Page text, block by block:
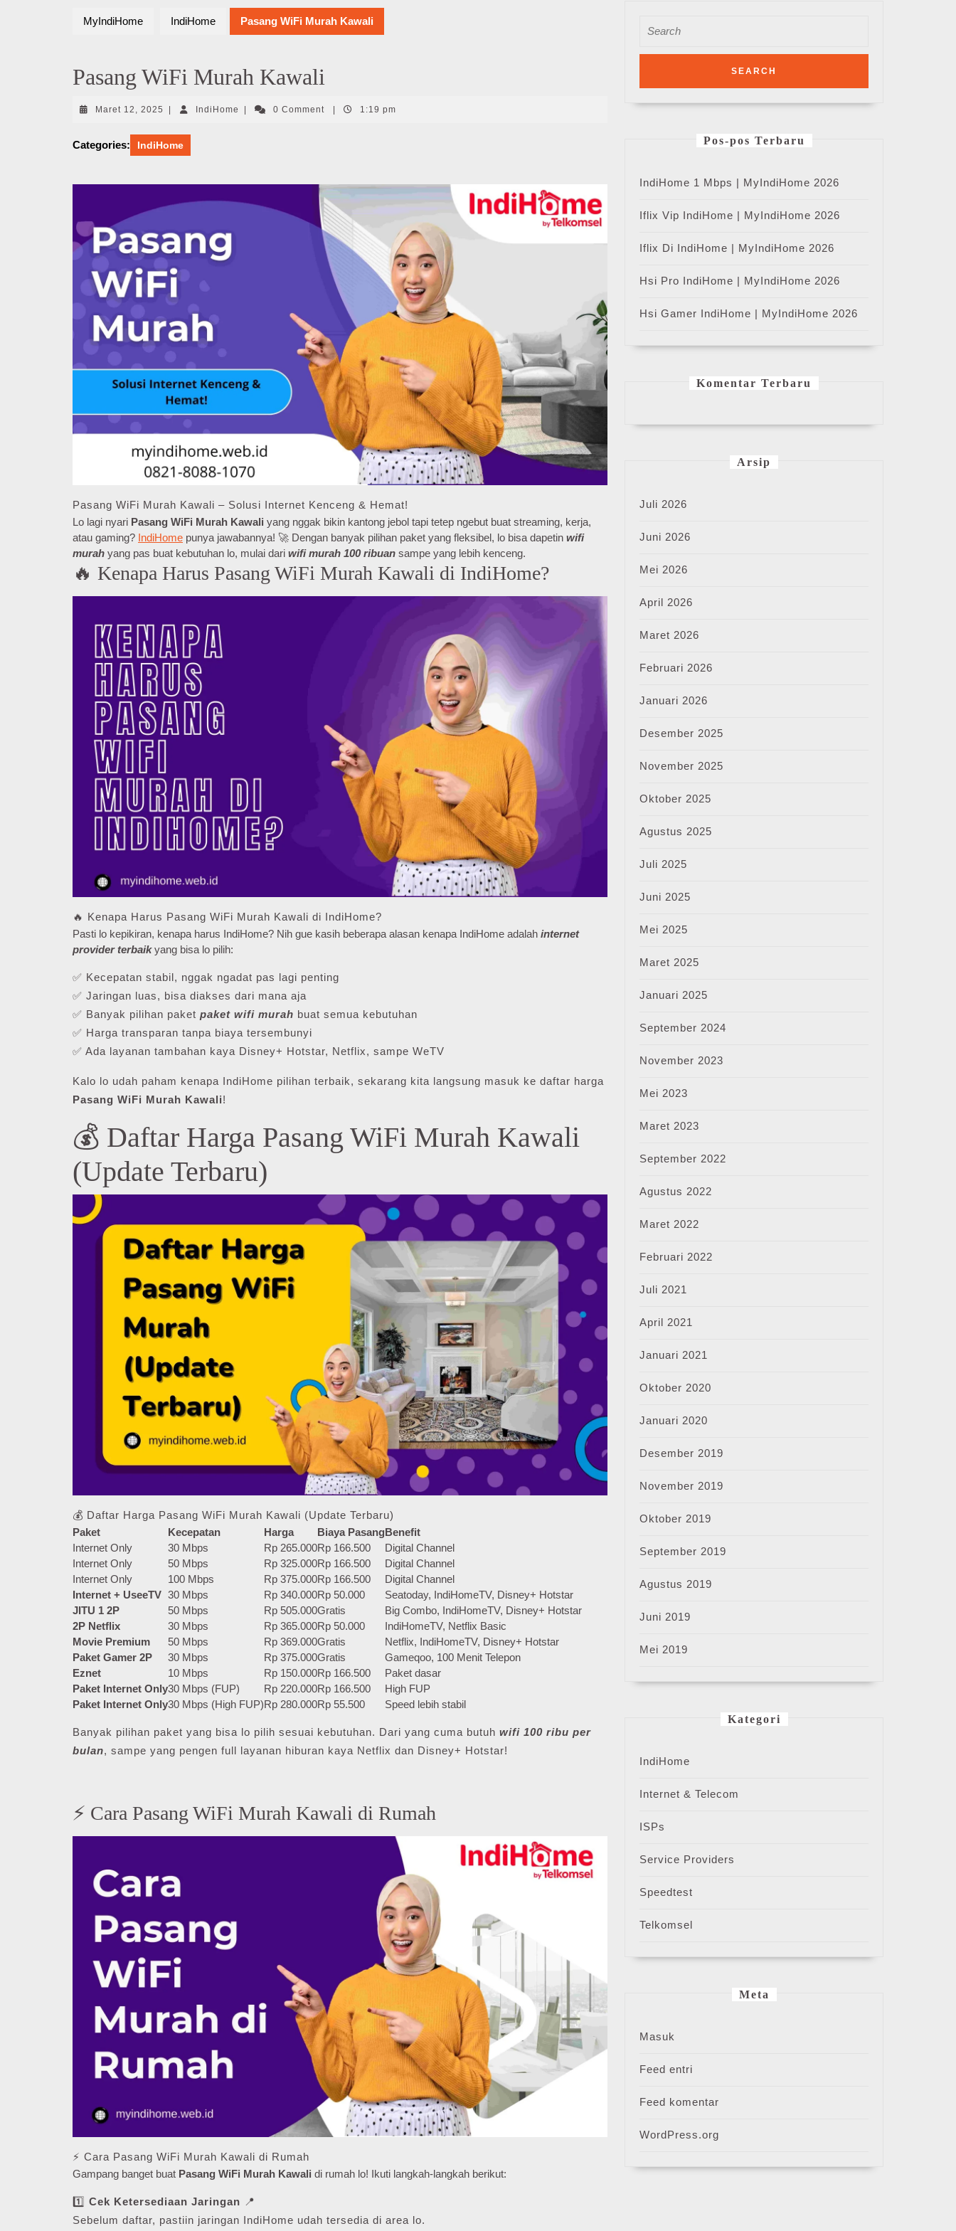
MyIndiHome IndiHome Pasang WiFi Murah Kawali
Pasang WiFi Murah Kawali
Maret 12, 2025 Maret
2025
IndiHome IndiHome0 Comment 1:19 pm
Categories: IndiHome
Pasang WiFi Murah Kawali – Solusi Internet Kenceng & Hemat!
Lo lagi nyari Pasang WiFi Murah Kawali yang nggak bikin kantong jebol tapi tetep ngebut buat streaming, kerja,
atau gaming? IndiHome punya jawabannya! 🚀 Dengan banyak pilihan paket yang fleksibel, lo bisa dapetin wifi
murah yang pas buat kebutuhan lo, mulai dari wifi murah 100 ribuan sampe yang lebih kenceng.
🔥 Kenapa Harus Pasang WiFi Murah Kawali di IndiHome?
🔥 Kenapa Harus Pasang WiFi Murah Kawali di IndiHome?
Pasti lo kepikiran, kenapa harus IndiHome? Nih gue kasih beberapa alasan kenapa IndiHome adalah internet
provider terbaikyang bisa lo pilih:
✅ Kecepatan stabil, nggak ngadat pas lagi penting
✅ Jaringan luas, bisa diakses dari mana aja
✅ Banyak pilihan paket paket wifi murah buat semua kebutuhan
✅ Harga transparan tanpa biaya tersembunyi
✅ Ada layanan tambahan kaya Disney+ Hotstar, Netflix, sampe WeTV
Kalo lo udah paham kenapa IndiHome pilihan terbaik, sekarang kita langsung masuk ke daftar harga
Pasang WiFi Murah Kawali!
💰 Daftar Harga Pasang WiFi Murah Kawali
(Update Terbaru)
💰 Daftar Harga Pasang WiFi Murah Kawali (Update Terbaru)
Paket
Kecepatan Harga Biaya PasangBenefit
Internet Only
30 Mbps Rp 265.000Rp 166.500
Digital Channel
Internet Only
50 Mbps Rp 325.000Rp 166.500
Digital Channel
Internet Only
100 Mbps Rp 375.000Rp 166.500
Digital Channel
Internet + UseeTV 30 Mbps Rp 340.000Rp 50.000
Seatoday, IndiHomeTV, Disney+ Hotstar
JITU 1 2P
50 Mbps Rp 505.000Gratis
Big Combo, IndiHomeTV, Disney+ Hotstar
2P Netflix
30 Mbps Rp 365.000Rp 50.000
IndiHomeTV, Netflix Basic
Movie Premium
50 Mbps Rp 369.000Gratis
Netflix, IndiHomeTV, Disney+ Hotstar
Paket Gamer 2P
30 Mbps Rp 375.000Gratis
Gameqoo, 100 Menit Telepon
Eznet
10 Mbps Rp 150.000Rp 166.500
Paket dasar
Paket Internet Only30 Mbps (FUP) Rp 220.000Rp 166.500
High FUP
Paket Internet Only30 Mbps (High FUP)Rp 280.000Rp 55.500 Speed lebih stabil
Banyak pilihan paket yang bisa lo pilih sesuai kebutuhan. Dari yang cuma butuh wifi 100 ribu per
bulan, sampe yang pengen full layanan hiburan kaya Netflix dan Disney+ Hotstar!
⚡ Cara Pasang WiFi Murah Kawali di Rumah
⚡ Cara Pasang WiFi Murah Kawali di Rumah
Gampang banget buat Pasang WiFi Murah Kawali di rumah lo! Ikuti langkah-langkah berikut:
1️⃣ Cek Ketersediaan Jaringan 📍
Sebelum daftar, pastiin jaringan IndiHome udah tersedia di area lo.
for:
Pos-pos Terbaru
IndiHome 1 Mbps | MyIndiHome 2026
Iflix Vip IndiHome | MyIndiHome 2026
Iflix Di IndiHome | MyIndiHome 2026
Hsi Pro IndiHome | MyIndiHome 2026
Hsi Gamer IndiHome | MyIndiHome 2026
Komentar Terbaru
Arsip
Juli 2026
Juni 2026
Mei 2026
April 2026
Maret 2026
Februari 2026
Januari 2026
Desember 2025
November 2025
Oktober 2025
Agustus 2025
Juli 2025
Juni 2025
Mei 2025
Maret 2025
Januari 2025
September 2024
November 2023
Mei 2023
Maret 2023
September 2022
Agustus 2022
Maret 2022
Februari 2022
Juli 2021
April 2021
Januari 2021
Oktober 2020
Januari 2020
Desember 2019
November 2019
Oktober 2019
September 2019
Agustus 2019
Juni 2019
Mei 2019
Kategori
IndiHome
Internet & Telecom
ISPs
Service Providers
Speedtest
Telkomsel
Meta
Masuk
Feed entri
Feed komentar
WordPress.org